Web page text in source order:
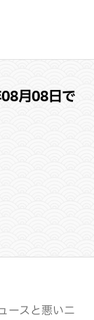
月08日で
ースと悪いニ